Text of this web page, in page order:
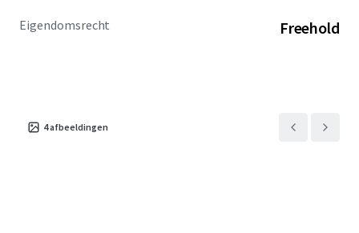
Eigendomsrecht Freehold
4afbeeldingen